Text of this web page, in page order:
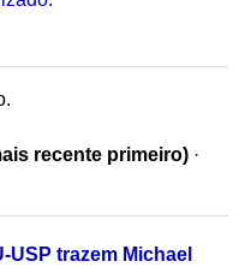
recente primeiro) ·
USP trazem Michael